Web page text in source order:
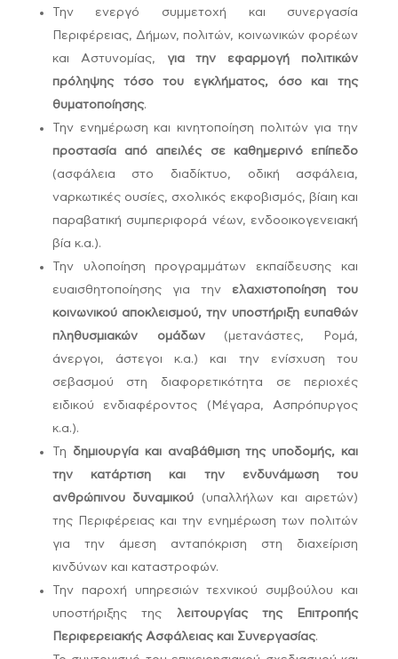
Την ενεργό συμμετοχή και συνεργασία
Περιφέρειας, Δήμων, πολιτών, κοινωνικών φορέων
και Αστυνομίας,
για την εφαρμογή πολιτικών
πρόληψης τόσο του εγκλήματος, όσο και της
θυματοποίησης.
Την ενημέρωση και κινητοποίηση πολιτών για την
προστασία από απειλές σε καθημερινό επίπεδο
(ασφάλεια στο διαδίκτυο, οδική ασφάλεια,
ναρκωτικές ουσίες, σχολικός εκφοβισμός, βίαιη και
παραβατική συμπεριφορά νέων, ενδοοικογενειακή
βία κ.α.).
Την υλοποίηση προγραμμάτων εκπαίδευσης και
ευαισθητοποίησης για την ελαχιστοποίηση του
κοινωνικού αποκλεισμού, την υποστήριξη ευπαθών
πληθυσμιακών ομάδων(μετανάστες, Ρομά,
άνεργοι, άστεγοι κ.α.) και την ενίσχυση του
σεβασμού στη διαφορετικότητα σε περιοχές
ειδικού ενδιαφέροντος (Μέγαρα, Ασπρόπυργος
κ.α.).
Τη δημιουργία και αναβάθμιση της υποδομής, και
την κατάρτιση και την ενδυνάμωση του
ανθρώπινου δυναμικού (υπαλλήλων και αιρετών)
της Περιφέρειας και την ενημέρωση των πολιτών
για την άμεση ανταπόκριση στη διαχείριση
κινδύνων και καταστροφών.
Την παροχή υπηρεσιών τεχνικού συμβούλου και
υποστήριξης της λειτουργίας της Επιτροπής
Περιφερειακής Ασφάλειας και Συνεργασίας.